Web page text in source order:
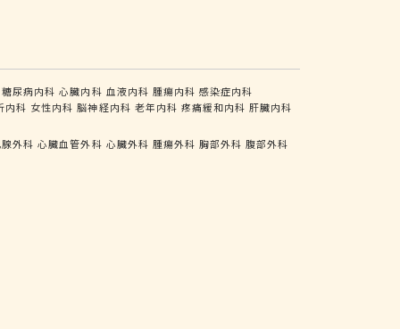
糖尿病内科 心臓内科 血液内科 腫瘍内科 感染症内科
内科 女性内科 脳神経内科 老年内科 疼痛緩和内科 肝臓内科
外科 心臓血管外科 心臓外科 腫瘍外科 胸部外科 腹部外科